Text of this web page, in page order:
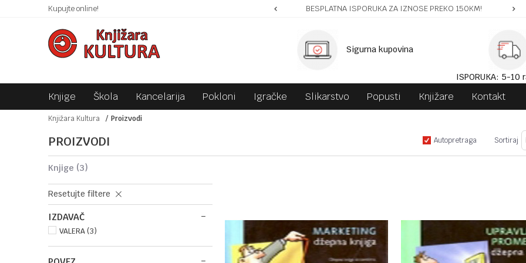
Kupujte online!SIGURNO PLAĆANJE PLATNIM KARTICAMA! BESPLATNA ISPORUKA ZA IZNOSE PREKO 150KM!
Sigurna kupovina
ISPORUKA: 5-10
Knjige Škola Kancelarija Pokloni Igračke Slikarstvo Popusti Knjižare Kontakt
Knjižara Kultura Proizvodi
PROIZVODI Autopretraga Sortiraj
knjige (3)
Resetujte filtere
IZDAVAČ
VALERA (3)